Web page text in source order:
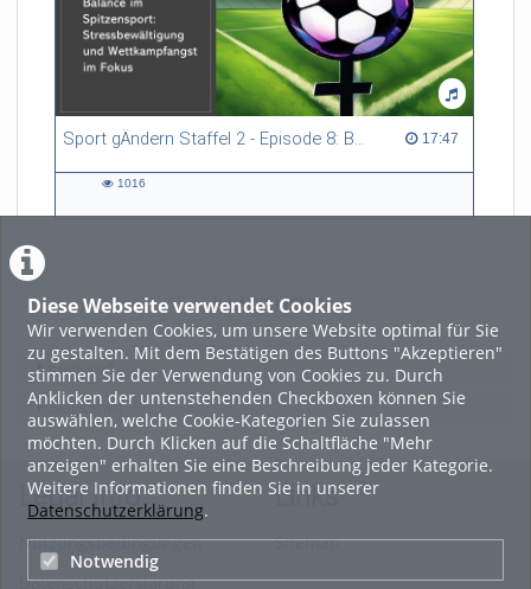
Diese Webseite verwendet Cookies
Wir verwenden Cookies, um unsere Website optimal für Sie
zu gestalten. Mit dem Bestätigen des Buttons "Akzeptieren"
stimmen Sie der Verwendung von Cookies zu. Durch
Anklicken der untenstehenden Checkboxen können Sie
auswählen, welche Cookie-Kategorien Sie zulassen
möchten. Durch Klicken auf die Schaltfläche "Mehr
anzeigen" erhalten Sie eine Beschreibung jeder Kategorie.
Weitere Informationen finden Sie in unserer
Datenschutzerklärung.
Notwendig
Sport gÄndern Staffel 2 - Episode 8: Balance im Spitzensport: Stressbewältigung und Wettkampfangst im Fokus 17:47
17:47 duration
1016
LADE MEHR
Featured
Beliebtheit
Legal Info
Nutzungsbedingungen
Datenschutzerklärung
Links
Sitemap